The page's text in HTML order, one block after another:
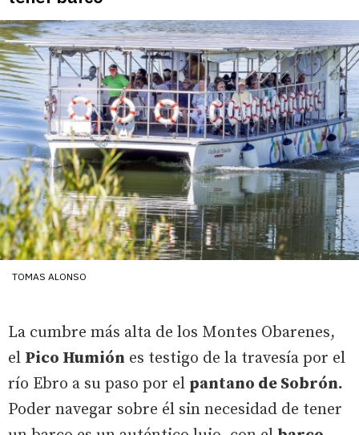
TOMAS ALONSO
La cumbre más alta de los Montes Obarenes,
el Pico Humión es testigo de la travesía por el
río Ebro a su paso por el pantano de Sobrón.
Poder navegar sobre él sin necesidad de tener